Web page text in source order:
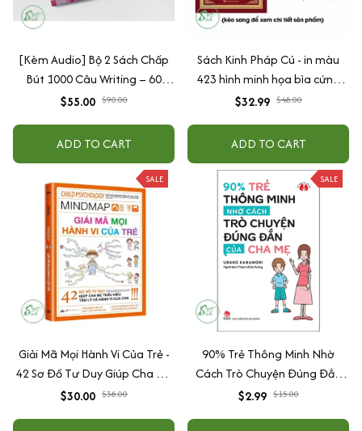
[Kèm Audio] Bộ 2 Sách Chấp
Bút 1000 Câu Writing – 60
Ngày Gieo Trồng Tư Duy
$55.00 $90.00
ADD TO CART
Sách Kinh Pháp Cú - in màu
423 hình minh họa bìa cứng
cao cấp + tặng kèm vòng tay
$32.99 $48.00
ADD TO CART
SALE
Giải Mã Mọi Hành Vi Của Trẻ -
42 Sơ Đồ Tư Duy Giúp Cha Mẹ
Thấu Hiểu Tâm Lý Và Hành Vi
$30.00 $38.00
SALE
90% Trẻ Thông Minh Nhờ
Cách Trò Chuyện Đúng Đắn
Của Cha Mẹ
$2.99 $15.00